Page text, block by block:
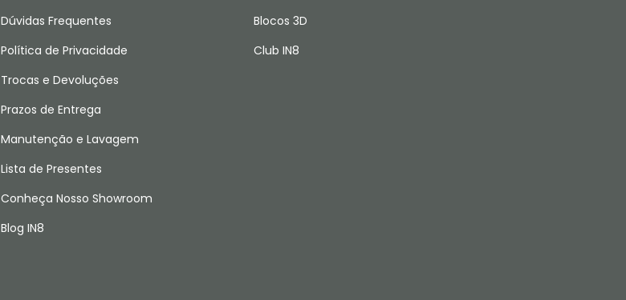
Dúvidas Frequentes
Política de Privacidade
Trocas e Devoluções
Prazos de Entrega
Manutenção e Lavagem
Lista de Presentes
Conheça Nosso Showroom
Blog IN8
Blocos 3D
Club IN8